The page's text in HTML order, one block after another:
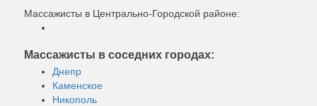
Массажисты в Центрально-Городской районе:
Массажисты в соседних городах:
Днепр
Каменское
Никополь